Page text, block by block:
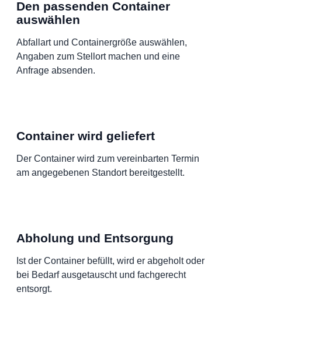
Den passenden Container
auswählen
Abfallart und Containergröße auswählen,
Angaben zum Stellort machen und eine
Anfrage absenden.
Container wird geliefert
Der Container wird zum vereinbarten Termin
am angegebenen Standort bereitgestellt.
Abholung und Entsorgung
Ist der Container befüllt, wird er abgeholt oder
bei Bedarf ausgetauscht und fachgerecht
entsorgt.